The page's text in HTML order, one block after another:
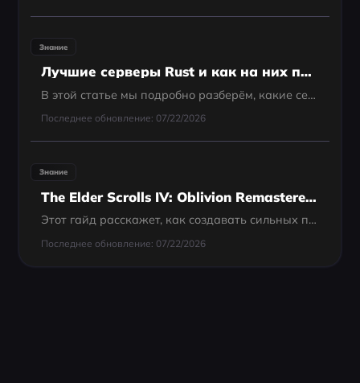
Знание
Лучшие серверы Rust и как на них попасть в 2025 году
В этой статье мы подробно разберём, какие серверы считаются лучшими в 2025 году.
Последнее обновление: 07/22/2026
Знание
The Elder Scrolls IV: Oblivion Remastered — Гайд по классам и сб
Этот гайд расскажет, как создавать сильных персонажей, рассмотрит лучшие классы и даст советы по улучшению игрового опыта.
Последнее обновление: 07/22/2026